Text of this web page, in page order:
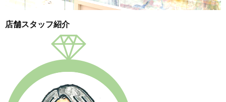
店舗スタッフ紹介